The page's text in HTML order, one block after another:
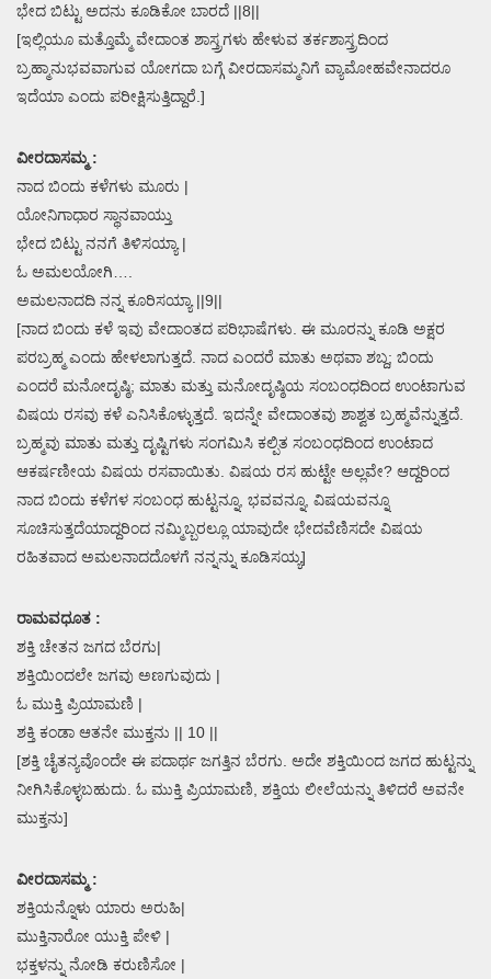
ಭೇದ ಬಿಟ್ಟು ಅದನು ಕೂಡಿಕೋ ಬಾರದೆ ||8||
[ಇಲ್ಲಿಯೂ ಮತ್ತೊಮ್ಮೆ ವೇದಾಂತ ಶಾಸ್ತ್ರಗಳು ಹೇಳುವ ತರ್ಕಶಾಸ್ತ್ರದಿಂದ
ಬ್ರಹ್ಮಾನುಭವವಾಗುವ ಯೋಗದಾ ಬಗ್ಗೆ ವೀರದಾಸಮ್ಮನಿಗೆ ವ್ಯಾಮೋಹವೇನಾದರೂ
ಇದೆಯಾ ಎಂದು ಪರೀಕ್ಷಿಸುತ್ತಿದ್ದಾರೆ.]
ವೀರದಾಸಮ್ಮ :
ನಾದ ಬಿಂದು ಕಳೆಗಳು ಮೂರು |
ಯೋನಿಗಾಧಾರ ಸ್ಥಾನವಾಯ್ತು
ಭೇದ ಬಿಟ್ಟು ನನಗೆ ತಿಳಿಸಯ್ಯಾ |
ಓ ಅಮಲಯೋಗಿ….
ಅಮಲನಾದದಿ ನನ್ನ ಕೂರಿಸಯ್ಯಾ ||9||
[ನಾದ ಬಿಂದು ಕಳೆ ಇವು ವೇದಾಂತದ ಪರಿಭಾಷೆಗಳು. ಈ ಮೂರನ್ನು ಕೂಡಿ ಅಕ್ಷರ
ಪರಬ್ರಹ್ಮ ಎಂದು ಹೇಳಲಾಗುತ್ತದೆ. ನಾದ ಎಂದರೆ ಮಾತು ಅಥವಾ ಶಬ್ದ; ಬಿಂದು
ಎಂದರೆ ಮನೋದೃಷ್ಠಿ; ಮಾತು ಮತ್ತು ಮನೋದೃಷ್ಠಿಯ ಸಂಬಂಧದಿಂದ ಉಂಟಾಗುವ
ವಿಷಯ ರಸವು ಕಳೆ ಎನಿಸಿಕೊಳ್ಳುತ್ತದೆ. ಇದನ್ನೇ ವೇದಾಂತವು ಶಾಶ್ವತ ಬ್ರಹ್ಮವೆನ್ನುತ್ತದೆ.
ಬ್ರಹ್ಮವು ಮಾತು ಮತ್ತು ದೃಷ್ಟಿಗಳು ಸಂಗಮಿಸಿ ಕಲ್ಪಿತ ಸಂಬಂಧದಿಂದ ಉಂಟಾದ
ಆಕರ್ಷಣೀಯ ವಿಷಯ ರಸವಾಯಿತು. ವಿಷಯ ರಸ ಹುಟ್ಟೇ ಅಲ್ಲವೇ? ಆದ್ದರಿಂದ
ನಾದ ಬಿಂದು ಕಳೆಗಳ ಸಂಬಂಧ ಹುಟ್ಟನ್ನೂ, ಭವವನ್ನೂ, ವಿಷಯವನ್ನೂ
ಸೂಚಿಸುತ್ತದೆಯಾದ್ದರಿಂದ ನಮ್ಮಿಬ್ಬರಲ್ಲೂ ಯಾವುದೇ ಭೇದವೆಣಿಸದೇ ವಿಷಯ
ರಹಿತವಾದ ಅಮಲನಾದದೊಳಗೆ ನನ್ನನ್ನು ಕೂಡಿಸಯ್ಯ]
ರಾಮವಧೂತ :
ಶಕ್ತಿ ಚೇತನ ಜಗದ ಬೆರಗು|
ಶಕ್ತಿಯಿಂದಲೇ ಜಗವು ಅಣಗುವುದು |
ಓ ಮುಕ್ತಿ ಪ್ರಿಯಾಮಣಿ |
ಶಕ್ತಿ ಕಂಡಾ ಆತನೇ ಮುಕ್ತನು || 10 ||
[ಶಕ್ತಿ ಚೈತನ್ಯವೊಂದೇ ಈ ಪದಾರ್ಥ ಜಗತ್ತಿನ ಬೆರಗು. ಅದೇ ಶಕ್ತಿಯಿಂದ ಜಗದ ಹುಟ್ಟನ್ನು
ನೀಗಿಸಿಕೊಳ್ಳಬಹುದು. ಓ ಮುಕ್ತಿ ಪ್ರಿಯಾಮಣಿ, ಶಕ್ತಿಯ ಲೀಲೆಯನ್ನು ತಿಳಿದರೆ ಅವನೇ
ಮುಕ್ತನು]
ವೀರದಾಸಮ್ಮ :
ಶಕ್ತಿಯನ್ನೊಳು ಯಾರು ಅರುಹಿ|
ಮುಕ್ತಿನಾರೋ ಯುಕ್ತಿ ಪೇಳಿ |
ಭಕ್ತಳನ್ನು ನೋಡಿ ಕರುಣಿಸೋ |